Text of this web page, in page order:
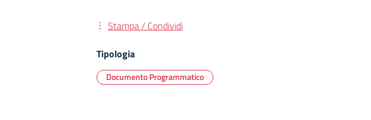
Stampa / Condividi
Tipologia
Documento Programmatico